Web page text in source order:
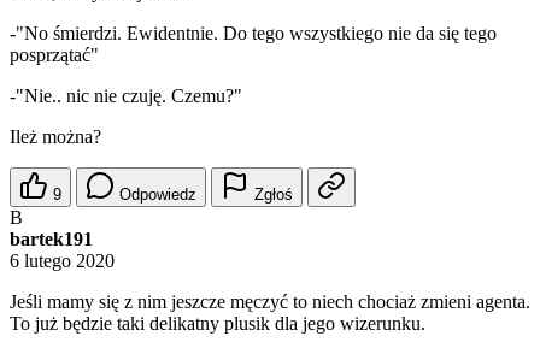
-"No śmierdzi. Ewidentnie. Do tego wszystkiego nie da się tego
posprzątać"
-"Nie.. nic nie czuję. Czemu?"
Ileż można?
9 Odpowiedz Zgłoś
B
bartek191
6 lutego 2020
Jeśli mamy się z nim jeszcze męczyć to niech chociaż zmieni agenta.
To już będzie taki delikatny plusik dla jego wizerunku.